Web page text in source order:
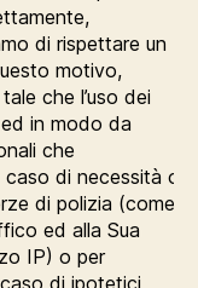
di rispettare un
motivo,
che l’uso dei
in modo da
che
di necessità o
di polizia (come,
ed alla Sua
IP) o per
di ipotetici